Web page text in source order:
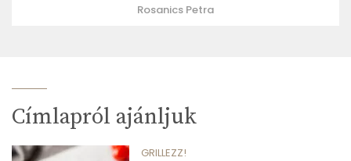
Rosanics Petra
Címlapról ajánljuk
GRILLEZZ!